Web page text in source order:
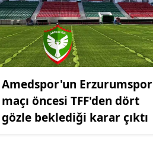
Amedspor'un Erzurumspor
maçı öncesi TFF'den dört
gözle beklediği karar çıktı